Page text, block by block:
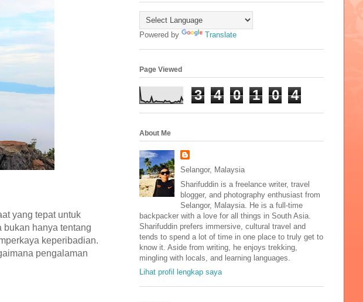
yang tepat untuk
bukan hanya tentang
keperibadian.
pengalaman
Powered by Translate
Page Viewed
3 4 0 1 0 4
About Me
Selangor, Malaysia
Sharifuddin is a freelance writer, travel
blogger, and photography enthusiast from
Selangor, Malaysia. He is a full-time
backpacker with a love for all things in South Asia.
Sharifuddin prefers immersive, cultural travel and
tends to spend a lot of time in one place to truly get to
know it. Aside from writing, he enjoys trekking,
mingling with locals, and learning languages.
Lihat profil lengkap saya